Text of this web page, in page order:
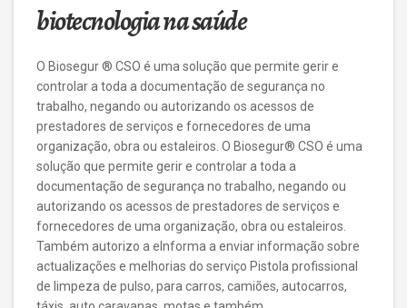
biotecnologia na saúde
O Biosegur ® CSO é uma solução que permite gerir e
controlar a toda a documentação de segurança no
trabalho, negando ou autorizando os acessos de
prestadores de serviços e fornecedores de uma
organização, obra ou estaleiros. O Biosegur® CSO é uma
solução que permite gerir e controlar a toda a
documentação de segurança no trabalho, negando ou
autorizando os acessos de prestadores de serviços e
fornecedores de uma organização, obra ou estaleiros.
Também autorizo a eInforma a enviar informação sobre
actualizações e melhorias do serviço Pistola profissional
de limpeza de pulso, para carros, camiões, autocarros,